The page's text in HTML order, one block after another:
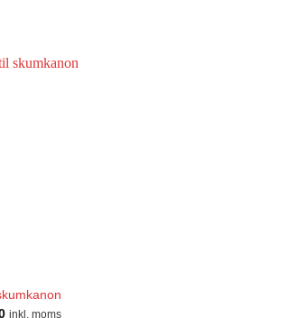
inkl. moms